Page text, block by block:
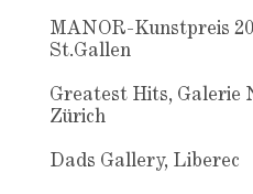
MANOR-Kunstpreis
St.Gallen
Greatest Hits, Galerie
Zürich
Dads Gallery, Liberec